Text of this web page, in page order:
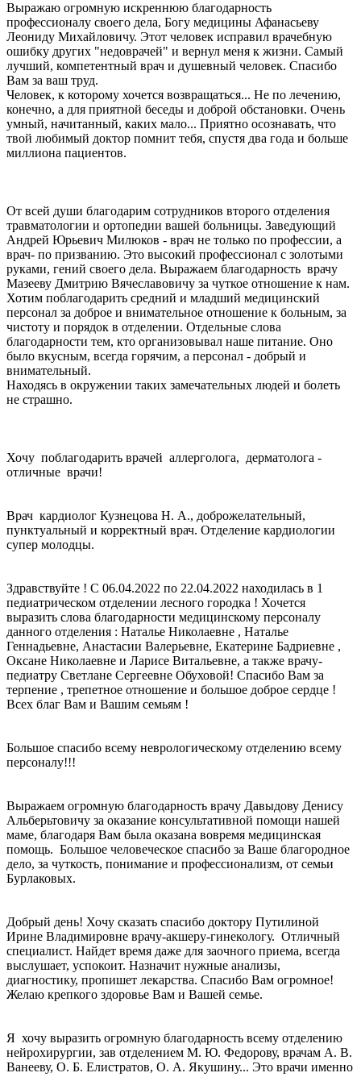
Выражаю огромную искреннюю благодарность
профессионалу своего дела, Богу медицины Афанасьеву
Леониду Михайловичу. Этот человек исправил врачебную
ошибку других "недоврачей" и вернул меня к жизни. Самый
лучший, компетентный врач и душевный человек. Спасибо
Вам за ваш труд.
Человек, к которому хочется возвращаться... Не по лечению,
конечно, а для приятной беседы и доброй обстановки. Очень
умный, начитанный, каких мало... Приятно осознавать, что
твой любимый доктор помнит тебя, спустя два года и больше
миллиона пациентов.
От всей души благодарим сотрудников второго отделения
травматологии и ортопедии вашей больницы. Заведующий
Андрей Юрьевич Милюков - врач не только по профессии, а
врач- по призванию. Это высокий профессионал с золотыми
руками, гений своего дела. Выражаем благодарность врачу
Мазееву Дмитрию Вячеславовичу за чуткое отношение к нам.
Хотим поблагодарить средний и младший медицинский
персонал за доброе и внимательное отношение к больным, за
чистоту и порядок в отделении. Отдельные слова
благодарности тем, кто организовывал наше питание. Оно
было вкусным, всегда горячим, а персонал - добрый и
внимательный.
Находясь в окружении таких замечательных людей и болеть
не страшно.
Хочу поблагодарить врачей аллерголога, дерматолога -
отличные врачи!
Врач кардиолог Кузнецова Н. А., доброжелательный,
пунктуальный и корректный врач. Отделение кардиологии
супер молодцы.
Здравствуйте ! С 06.04.2022 по 22.04.2022 находилась в 1
педиатрическом отделении лесного городка ! Хочется
выразить слова благодарности медицинскому персоналу
данного отделения : Наталье Николаевне , Наталье
Геннадьевне, Анастасии Валерьевне, Екатерине Бадриевне ,
Оксане Николаевне и Ларисе Витальевне, а также врачу-
педиатру Светлане Сергеевне Обуховой! Спасибо Вам за
терпение , трепетное отношение и большое доброе сердце !
Всех благ Вам и Вашим семьям !
Большое спасибо всему неврологическому отделению всему
персоналу!!!
Выражаем огромную благодарность врачу Давыдову Денису
Альберьтовичу за оказание консультативной помощи нашей
маме, благодаря Вам была оказана вовремя медицинская
помощь. Большое человеческое спасибо за Ваше благородное
дело, за чуткость, понимание и профессионализм, от семьи
Бурлаковых.
Добрый день! Хочу сказать спасибо доктору Путилиной
Ирине Владимировне врачу-акшеру-гинекологу. Отличный
специалист. Найдет время даже для заочного приема, всегда
выслушает, успокоит. Назначит нужные анализы,
диагностику, пропишет лекарства. Спасибо Вам огромное!
Желаю крепкого здоровье Вам и Вашей семье.
Я хочу выразить огромную благодарность всему отделению
нейрохирургии, зав отделением М. Ю. Федорову, врачам А. В.
Ванееву, О. Б. Елистратов, О. А. Якушину... Это врачи именно